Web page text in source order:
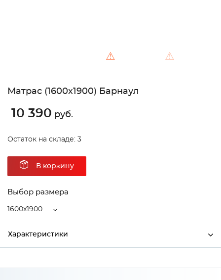
⚠ ⚠
Матрас (1600х1900) Барнаул
10 390 руб.
Остаток на складе: 3
В корзину
Выбор размера
1600x1900
Характеристики